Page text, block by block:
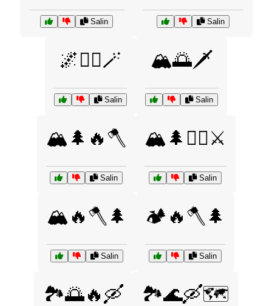
Salin Salin
🌌🧙‍♀️🪄
Salin
🏔️🌅🗡️
Salin
🏔️🌲🔥🪓
Salin
🏔️🌲🧝‍♂️⚔️
Salin
🏔️🔥🪓🌲
Salin
🏕️🔥🪓🌲
Salin
🏞️🌅🔥🛶 🏞️🌊🛶🗺️